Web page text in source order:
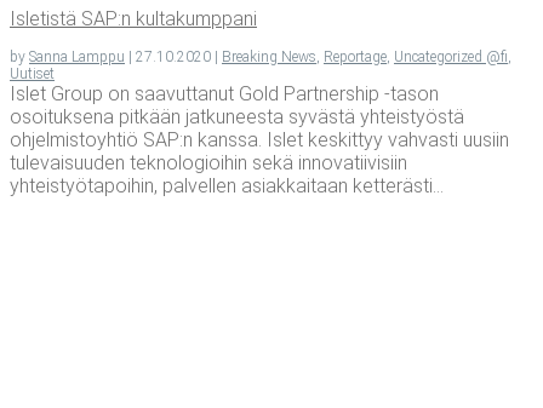
Isle­tis­tä SAP:n kultakumppani
by Sanna Lamppu | 27.10.2020 | Breaking News Reportage Uncategorized @fi
Uutiset
Islet Group on saavuttanut Gold Partnership -tason
osoituksena pitkään jatkuneesta syvästä yhteistyöstä
ohjelmistoyhtiö SAP:n kanssa. Islet keskittyy vahvasti uusiin
tulevaisuuden teknologioihin sekä innovatiivisiin
yhteistyötapoihin, palvellen asiakkaitaan ketterästi...